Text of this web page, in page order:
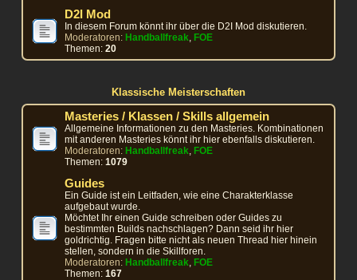
D2I Mod
In diesem Forum könnt ihr über die D2I Mod diskutieren.
Moderatoren: Handballfreak, FOE
Themen:20
Klassische Meisterschaften
Masteries / Klassen / Skills allgemein
Allgemeine Informationen zu den Masteries. Kombinationen
mit anderen Masteries könnt ihr hier ebenfalls diskutieren.
Moderatoren: Handballfreak, FOE
Themen:1079
Guides
Ein Guide ist ein Leitfaden, wie eine Charakterklasse
aufgebaut wurde.
Möchtet Ihr einen Guide schreiben oder Guides zu
bestimmten Builds nachschlagen? Dann seid ihr hier
goldrichtig. Fragen bitte nicht als neuen Thread hier hinein
stellen, sondern in die Skillforen.
Moderatoren: Handballfreak, FOE
Themen:167